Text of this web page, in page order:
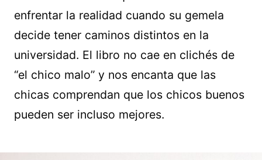
enfrentar la realidad cuando su gemela
decide tener caminos distintos en la
universidad. El libro no cae en clichés de
“el chico malo” y nos encanta que las
chicas comprendan que los chicos buenos
pueden ser incluso mejores.